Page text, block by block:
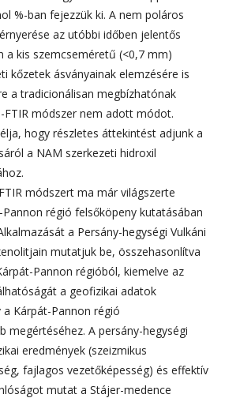
%-ban fejezzük ki. A nem poláros
az utóbbi időben jelentős
kis szemcseméretű (<0,7 mm)
kőzetek ásványainak elemzésére is
a tradicionálisan megbízhatónak
módszer nem adott módot.
hogy részletes áttekintést adjunk a
a NAM szerkezeti hidroxil
módszert ma már világszerte
régió felsőköpeny kutatásában
a Persány-hegységi Vulkáni
mutatjuk be, összehasonlítva
Pannon régióból, kiemelve az
a geofizikai adatok
Kárpát-Pannon régió
megértéséhez. A persány-hegységi
eredmények (szeizmikus
fajlagos vezetőképesség) és effektív
mutat a Stájer-medence